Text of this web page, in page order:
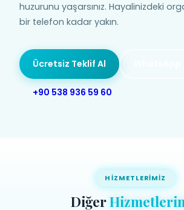
huzurunu yaşarsınız. Hayalinizdeki
bir telefon kadar yakın.
Ücretsiz Teklif Al
+90 538 936 59 60
HIZMETLERIMIZ
Diğer